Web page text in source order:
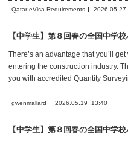
Qatar eVisa Requirements 2026.05.27
【中学生】第８回春の全国中学
There’s an advantage that you’ll
entering the construction industry.
you with accredited Quantity
gwenmallard 2026.05.19 13:40
【中学生】第８回春の全国中学